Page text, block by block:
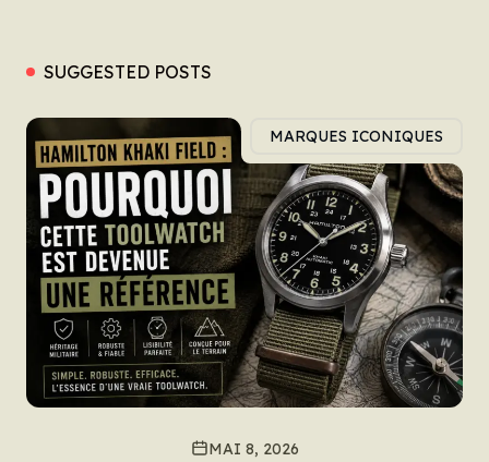
SUGGESTED POSTS
MARQUES ICONIQUES
MAI 8, 2026